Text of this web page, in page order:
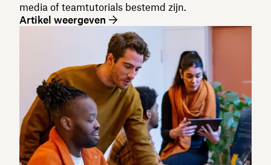
media of teamtutorials bestemd zijn.
Artikel weergeven